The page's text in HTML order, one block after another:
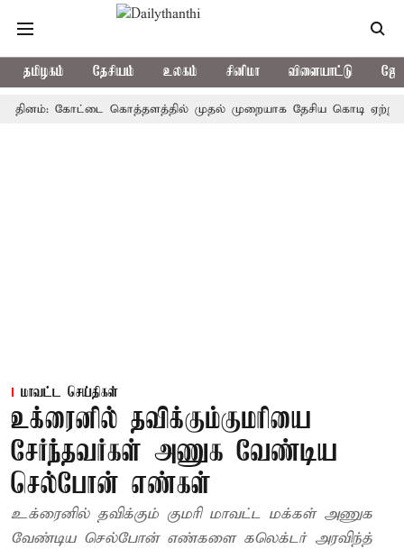
தமிழகம் தேசியம் உலகம் சினிமா விளையாட்டு
கோட்டை கொத்தளத்தில் முதல் முறையாக தேசிய கொடி
மாவட்ட செய்திகள்
உக்ரைனில் தவிக்கும்குமரியை
சேர்ந்தவர்கள் அணுக வேண்டிய
செல்போன் எண்கள்
உக்ரைனில் தவிக்கும் குமரி மாவட்ட மக்கள் அணுக
வேண்டிய செல்போன் எண்களை கலெக்டர் அரவிந்த்